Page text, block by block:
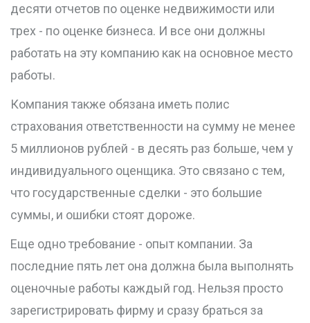
десяти отчетов по оценке недвижимости или
трех - по оценке бизнеса. И все они должны
работать на эту компанию как на основное место
работы.
Компания также обязана иметь полис
страхования ответственности на сумму не менее
5 миллионов рублей - в десять раз больше, чем у
индивидуального оценщика. Это связано с тем,
что государственные сделки - это большие
суммы, и ошибки стоят дороже.
Еще одно требование - опыт компании. За
последние пять лет она должна была выполнять
оценочные работы каждый год. Нельзя просто
зарегистрировать фирму и сразу браться за